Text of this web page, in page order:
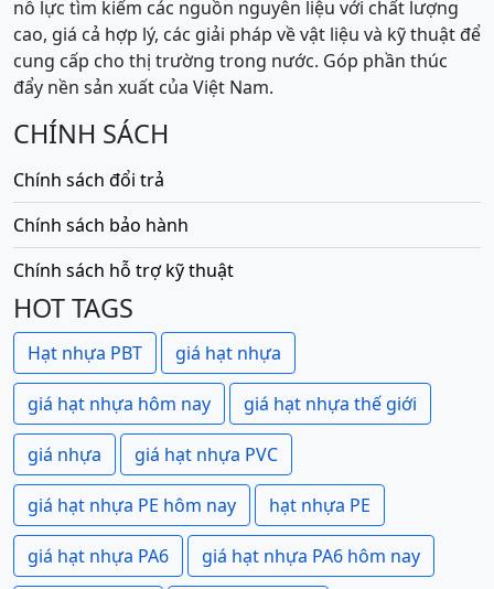
nỗ lực tìm kiếm các nguồn nguyên liệu với chất lượng
cao, giá cả hợp lý, các giải pháp về vật liệu và kỹ thuật để
cung cấp cho thị trường trong nước. Góp phần thúc
đẩy nền sản xuất của Việt Nam.
CHÍNH SÁCH
Chính sách đổi trả
Chính sách bảo hành
Chính sách hỗ trợ kỹ thuật
HOT TAGS
Hạt nhựa PBT giá hạt nhựa
giá hạt nhựa hôm nay giá hạt nhựa thế giới
giá nhựa giá hạt nhựa PVC
giá hạt nhựa PE hôm nay hạt nhựa PE
giá hạt nhựa PA6 giá hạt nhựa PA6 hôm nay